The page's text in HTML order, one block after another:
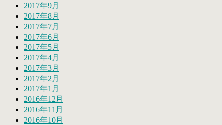
2017年9月
2017年8月
2017年7月
2017年6月
2017年5月
2017年4月
2017年3月
2017年2月
2017年1月
2016年12月
2016年11月
2016年10月